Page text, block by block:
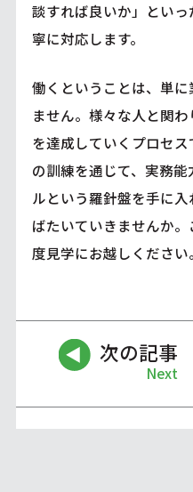
談すれば良いか」とい
寧に対応します。
働くということは、単
ません。様々な人と関
を達成していくプロセ
の訓練を通じて、実務
ルという羅針盤を手に
ばたいていきませんか
度見学にお越しください。
次の記事
Next